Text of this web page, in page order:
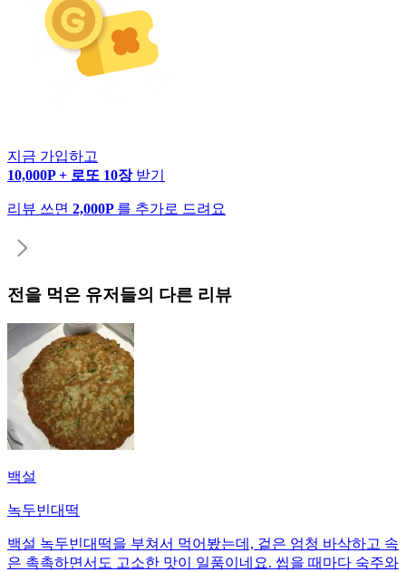
지금 가입하고
10,000P + 로또 10장 받기
리뷰 쓰면 2,000P 를 추가로 드려요
전을 먹은 유저들의 다른 리뷰
백설
녹두빈대떡
백설 녹두빈대떡을 부쳐서 먹어봤는데, 겉은 엄청 바삭하고 속
은 촉촉하면서도 고소한 맛이 일품이네요. 씹을 때마다 숙주와